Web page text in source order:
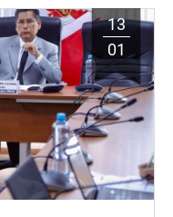
13
01